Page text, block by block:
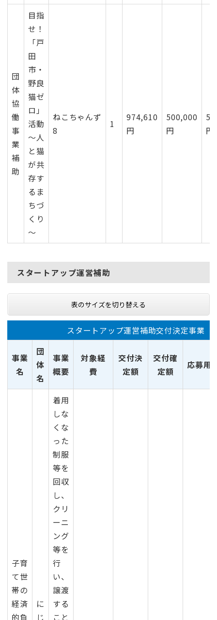
団
体
協
働
事
業
補
助
目指
せ！
「戸
田
市・
野良
猫ゼ
ロ」
活動
～人
と猫
が共
存す
るま
ちづ
くり
～
ねこちゃんず
8
1
974,610
円
500,000
円
円
スタートアップ運営補助
表のサイズを切り替える
スタートアップ運営補助交付決定事業
事業
名
団
体
名
事業
概要
対象経
費
交付決
定額
交付確
定額
応募用
子育
て世
帯の
経済
的負
に
じ
着用
しな
くな
った
制服
等を
回収
し、
クリ
ーニ
ング
等を
行
い、
譲渡
する
こと